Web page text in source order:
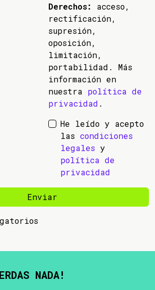
Derechos:
acceso,
rectificación,
supresión,
oposición,
limitación,
portabilidad. Más
información en
nuestra política de
privacidad .
He leído y acepto
las condiciones
legales y
política de
privacidad
Enviar
NADA!